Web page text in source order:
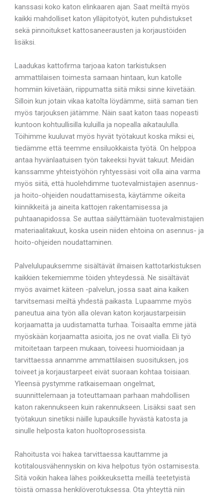
kanssasi koko katon elinkaaren ajan. Saat meiltä myös
kaikki mahdolliset katon ylläpitotyöt, kuten puhdistukset
sekä pinnoitukset kattosaneerausten ja korjaustöiden
lisäksi.
Laadukas kattofirma tarjoaa katon tarkistuksen
ammattilaisen toimesta samaan hintaan, kun katolle
hommiin kiivetään, riippumatta siitä miksi sinne kiivetään.
Silloin kun jotain vikaa katolta löydämme, siitä saman tien
myös tarjouksen jätämme. Näin saat katon taas nopeasti
kuntoon kohtuullisilla kuluilla ja nopealla aikataululla.
Töihimme kuuluvat myös hyvät työtakuut koska miksi ei,
tiedämme että teemme ensiluokkaista työtä. On helppoa
antaa hyvänlaatuisen työn takeeksi hyvät takuut. Meidän
kanssamme yhteistyöhön ryhtyessäsi voit olla aina varma
myös siitä, että huolehdimme tuotevalmistajien asennus-
ja hoito-ohjeiden noudattamisesta, käytämme oikeita
kiinnikkeitä ja aineita kattojen rakentamisessa ja
puhtaanapidossa. Se auttaa säilyttämään tuotevalmistajien
materiaalitakuut, koska usein niiden ehtoina on asennus- ja
hoito-ohjeiden noudattaminen.
Palvelulupauksemme sisältävät ilmaisen kattotarkistuksen
kaikkien tekemiemme töiden yhteydessä. Ne sisältävät
myös avaimet käteen -palvelun, jossa saat aina kaiken
tarvitsemasi meiltä yhdestä paikasta. Lupaamme myös
paneutua aina työn alla olevan katon korjaustarpeisiin
korjaamatta ja uudistamatta turhaa. Toisaalta emme jätä
myöskään korjaamatta asioita, jos ne ovat vialla. Eli työ
mitoitetaan tarpeen mukaan, toiveesi huomioidaan ja
tarvittaessa annamme ammattilaisen suosituksen, jos
toiveet ja korjaustarpeet eivät suoraan kohtaa toisiaan.
Yleensä pystymme ratkaisemaan ongelmat,
suunnittelemaan ja toteuttamaan parhaan mahdollisen
katon rakennukseen kuin rakennukseen. Lisäksi saat sen
työtakuun sinetiksi näille lupauksille hyvästä katosta ja
sinulle helposta katon huoltoprosessista.
Rahoitusta voi hakea tarvittaessa kauttamme ja
kotitalousvähennyskin on kiva helpotus työn ostamisesta.
Sitä voikin hakea lähes poikkeuksetta meillä teetetyistä
töistä omassa henkilöverotuksessa. Ota yhteyttä niin